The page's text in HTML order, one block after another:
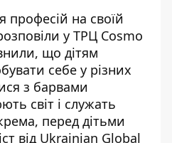
на своїй
у ТРЦ Cosmo
що дітям
себе у різних
з барвами
світ і служать
перед дітьми
від Ukrainian Global